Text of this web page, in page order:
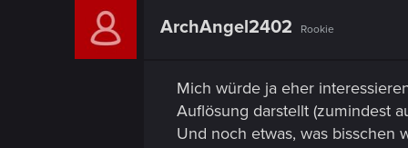
ArchAngel2402 Rookie
Mich würde ja eher
Auflösung darstellt (zumindest
Und noch etwas, was bisschen